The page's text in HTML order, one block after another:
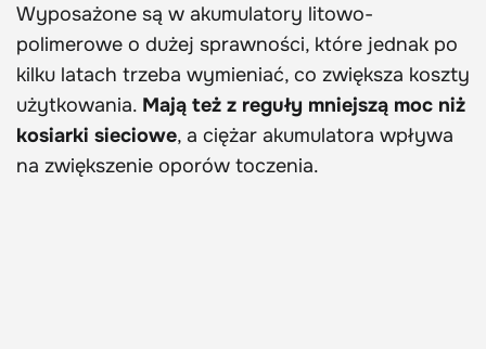
Wyposażone są w akumulatory litowo-
polimerowe o dużej sprawności, które jednak po
kilku latach trzeba wymieniać, co zwiększa koszty
użytkowania. Mają też z reguły mniejszą moc niż
kosiarki sieciowe, a ciężar akumulatora wpływa
na zwiększenie oporów toczenia.